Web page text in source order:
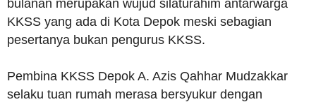
bulanan merupakan wujud silaturahim antarwarga
KKSS yang ada di Kota Depok meski sebagian
pesertanya bukan pengurus KKSS.
Pembina KKSS Depok A. Azis Qahhar Mudzakkar
selaku tuan rumah merasa bersyukur dengan